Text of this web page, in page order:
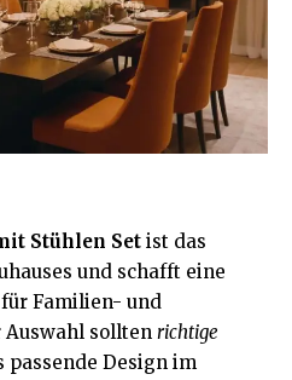
Stühlen Set ist das
und schafft eine
Familien- und
sollten richtige
passende Design im